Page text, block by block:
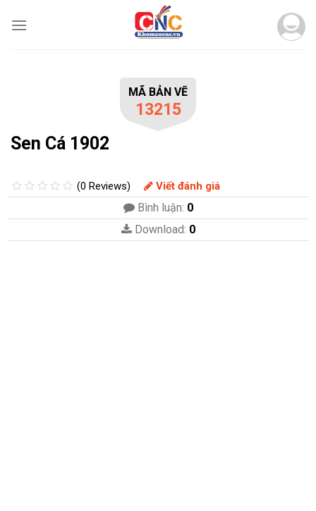
MÃ BẢN VẼ
13215
Sen Cá 1902
(0 Reviews) Viết đánh giá
Bình luận: 0
Download: 0